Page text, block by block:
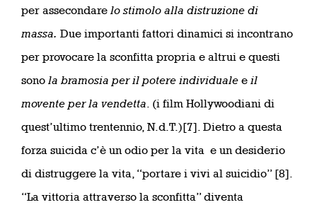
per assecondare lo stimolo alla distruzione di
massa. Due importanti fattori dinamici si incontrano
per provocare la sconfitta propria e altrui e questi
sono la bramosia per il potere individuale e il
movente per la vendetta. (i film Hollywoodiani di
quest’ultimo trentennio, N.d.T.)[7]. Dietro a questa
forza suicida c’è un odio per la vita e un desiderio
di distruggere la vita, “portare i vivi al suicidio” [8].
“La vittoria attraverso la sconfitta” diventa